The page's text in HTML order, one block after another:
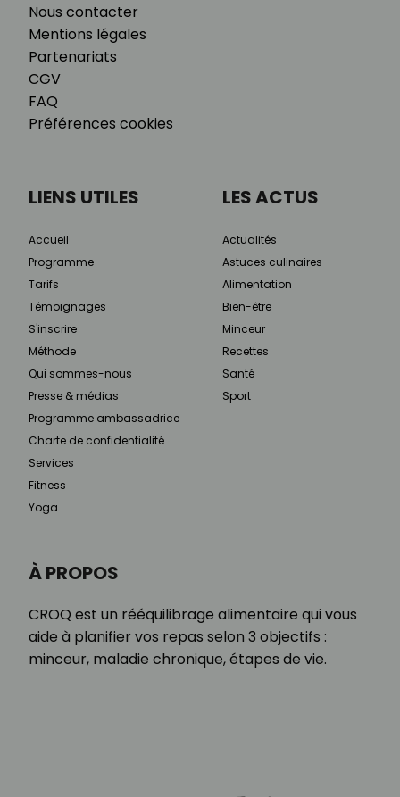
Nous contacter
Mentions légales
Partenariats
CGV
FAQ
Préférences cookies
À PROPOS
CROQ est un rééquilibrage alimentaire qui vous
aide à planifier vos repas selon 3 objectifs :
minceur, maladie chronique, étapes de vie.
LIENS UTILES
Accueil
Programme
Tarifs
Témoignages
S'inscrire
Méthode
Qui sommes-nous
Presse & médias
Programme ambassadrice
Charte de confidentialité
Services
Fitness
Yoga
LES ACTUS
Actualités
Astuces culinaires
Alimentation
Bien-être
Minceur
Recettes
Santé
Sport